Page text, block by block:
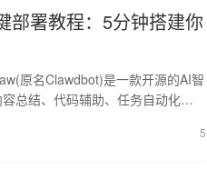
部署教程：5分钟搭建你
总结、代码辅助、任务自动化等
5